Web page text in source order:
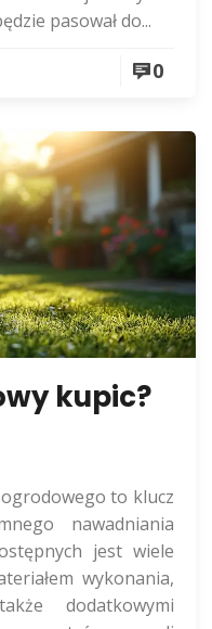
pasował do...
0
kupic?
to klucz
nawadniania
jest wiele
wykonania,
dodatkowymi